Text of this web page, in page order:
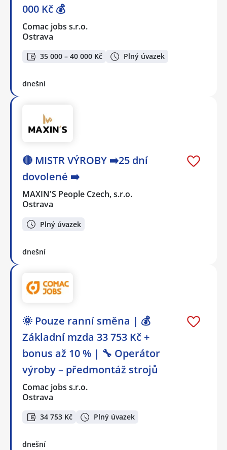
000 Kč 💰
Comac jobs s.r.o.
Ostrava
35 000 – 40 000 Kč Plný úvazek
dnešní
🔴 MISTR VÝROBY ➡️25 dní
dovolené ➡️
MAXIN'S People Czech, s.r.o.
Ostrava
Plný úvazek
dnešní
🌞 Pouze ranní směna | 💰
Základní mzda 33 753 Kč +
bonus až 10 % | 🔧 Operátor
výroby – předmontáž strojů
Comac jobs s.r.o.
Ostrava
34 753 Kč Plný úvazek
dnešní